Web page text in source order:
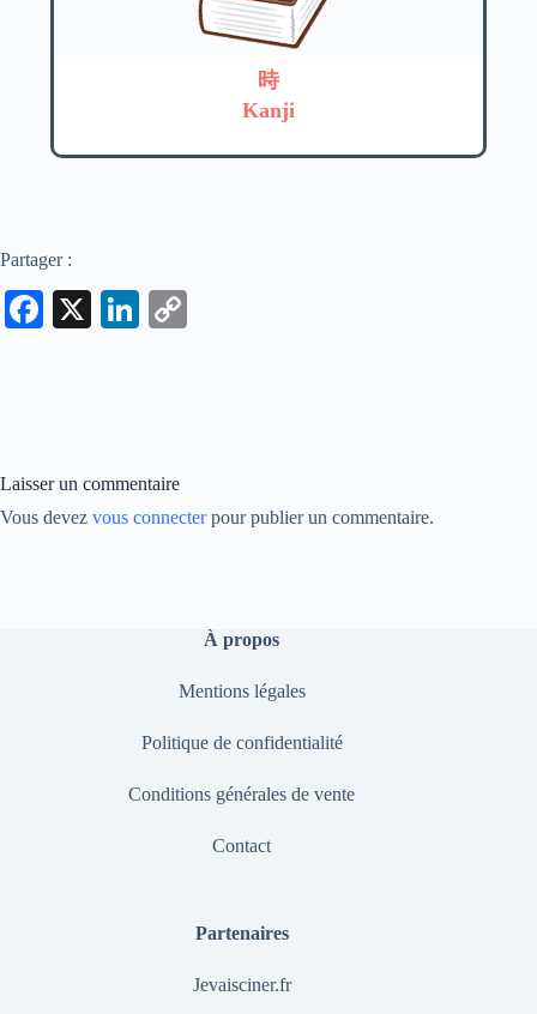
時
Kanji
Partager :
Fa
X
Li
Laisser un commentaire
Vous devez vous connecterpour publier un commentaire.
À propos
Mentions légales
Politique de confidentialité
Conditions générales de vente
Contact
Partenaires
Jevaisciner.fr